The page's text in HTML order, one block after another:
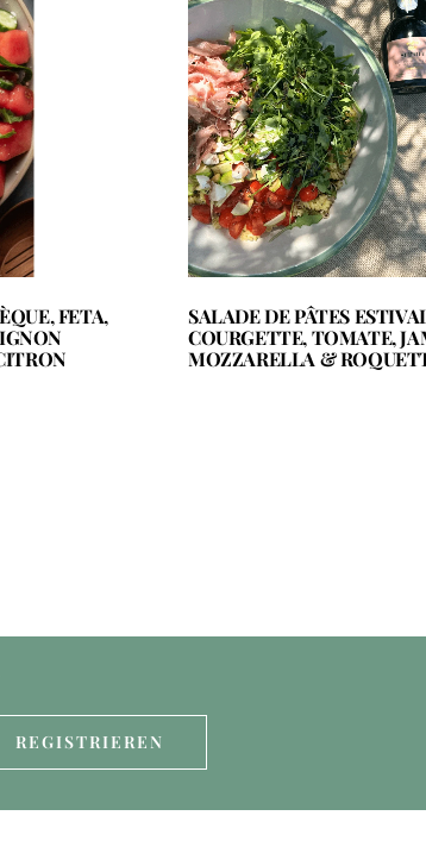
FETA,
SALADE DE PÂTES
COURGETTE, TOMATE,
MOZZARELLA &
REGISTRIEREN